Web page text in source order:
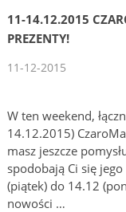
11-14.12.2015
PREZENTY!
11-12-2015
W ten weekend,
14.12.2015)
masz jeszcze
spodobają Ci się
(piątek) do 14.12
nowości …